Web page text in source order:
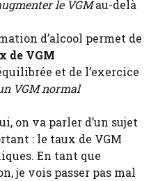
le VGMau-delà
d’alcool permet de
de VGM
et de l’exercice
VGM normal
on va parler d’un sujet
: le taux de VGM
En tant que
je vois passer pas mal